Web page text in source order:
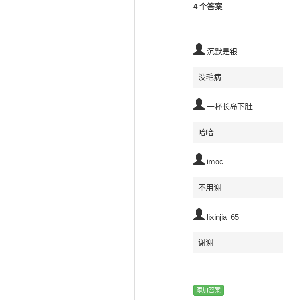
4 个答案
沉默是银
没毛病
一杯长岛下肚
哈哈
imoc
不用谢
lixinjia_65
谢谢